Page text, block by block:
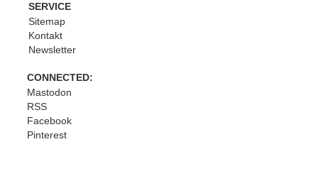
SERVICE
Sitemap
Kontakt
Newsletter
CONNECTED:
Mastodon
RSS
Facebook
Pinterest